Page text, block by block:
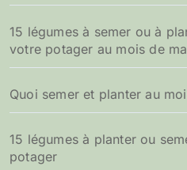
15 légumes à semer ou à
votre potager au mois de
Quoi semer et planter au
15 légumes à planter ou
potager